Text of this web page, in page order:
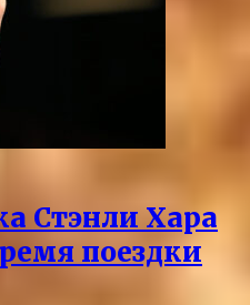
Стэнли Хара
поездки